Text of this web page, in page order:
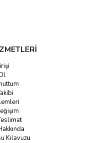
Kılavuzu